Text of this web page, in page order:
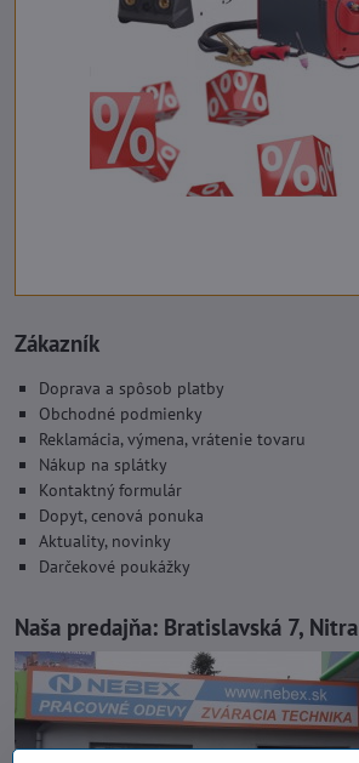
Zákazník
Doprava a spôsob platby
Obchodné podmienky
Reklamácia, výmena, vrátenie tovaru
Nákup na splátky
Kontaktný formulár
Dopyt, cenová ponuka
Aktuality, novinky
Darčekové poukážky
Naša predajňa: Bratislavská 7, Nitra